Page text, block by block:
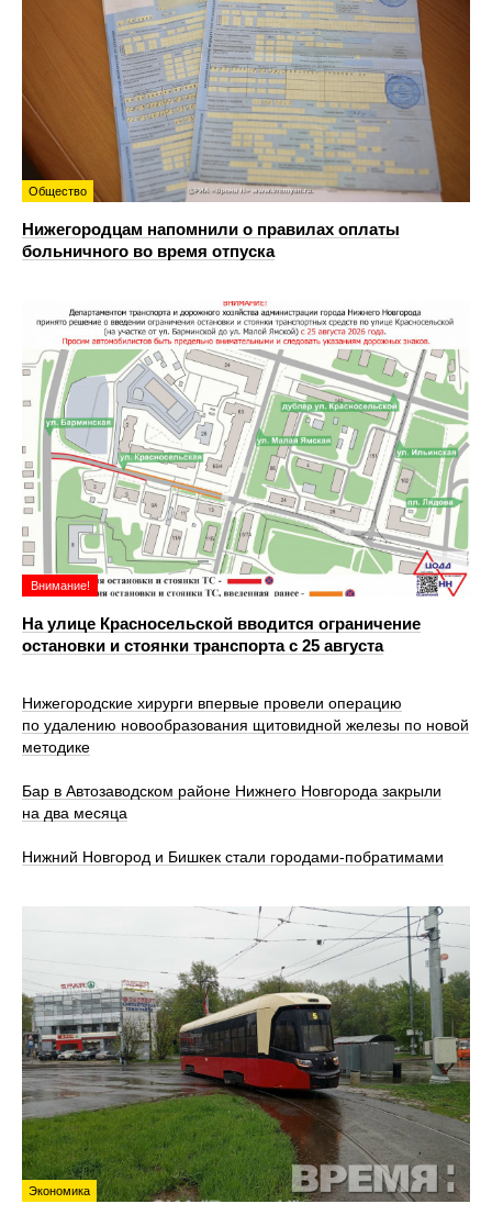
Общество
Нижегородцам напомнили о правилах оплаты
больничного во время отпуска
Внимание!
На улице Красносельской вводится ограничение
остановки и стоянки транспорта с 25 августа
Нижегородские хирурги впервые провели операцию
по удалению новообразования щитовидной железы по новой
методике
Бар в Автозаводском районе Нижнего Новгорода закрыли
на два месяца
Нижний Новгород и Бишкек стали городами-побратимами
Экономика